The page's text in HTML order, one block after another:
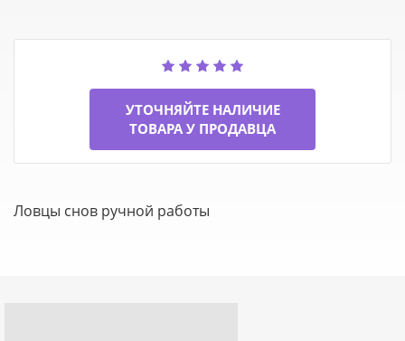
УТОЧНЯЙТЕ НАЛИЧИЕ
ТОВАРА У ПРОДАВЦА
Ловцы снов ручной работы